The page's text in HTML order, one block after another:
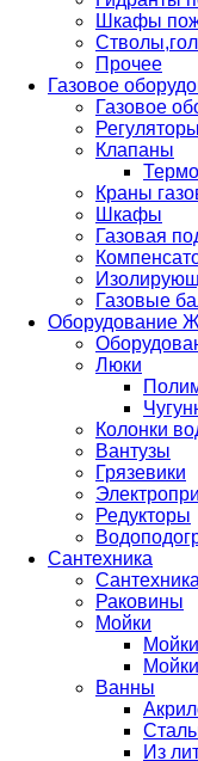
Шкафы
Прочее
Газовое
Газовое
Клапаны
Краны
Шкафы
Газовая
Газовые
Оборудование
Люки
Колонки
Вантузы
Грязевики
Редукторы
Сантехника
Сантехника
Раковины
Мойки
Ванны
Из